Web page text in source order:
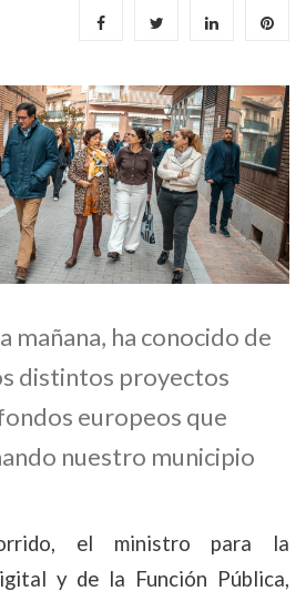
mañana, ha conocido de
distintos proyectos
europeos que
nuestro municipio
el ministro para la
y de la Función Pública,